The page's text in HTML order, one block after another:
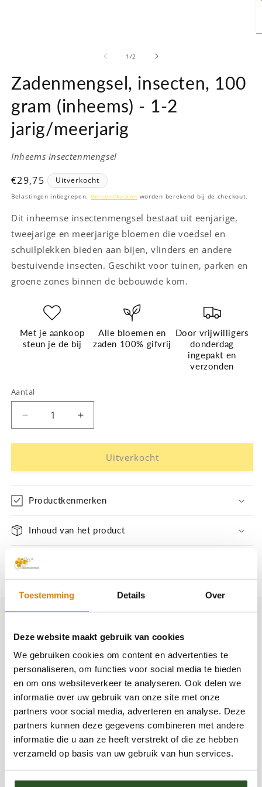
Toestemming Details Over
Deze website maakt gebruik van cookies
We gebruiken cookies om content en advertenties te
personaliseren, om functies voor social media te bieden
en om ons websiteverkeer te analyseren. Ook delen we
informatie over uw gebruik van onze site met onze
partners voor social media, adverteren en analyse. Deze
partners kunnen deze gegevens combineren met andere
informatie die u aan ze heeft verstrekt of die ze hebben
verzameld op basis van uw gebruik van hun services.
1 /van
2
Zadenmengsel, insecten, 100
gram (inheems) - 1-2
jarig/meerjarig
Inheems insectenmengsel
Normale
prijs
€29,75 Uitverkocht
Belastingen inbegrepen. Verzendkosten worden berekend bij de checkout.
Dit inheemse insectenmengsel bestaat uit eenjarige,
tweejarige en meerjarige bloemen die voedsel en
schuilplekken bieden aan bijen, vlinders en andere
bestuivende insecten. Geschikt voor tuinen, parken en
groene zones binnen de bebouwde kom.
Met je aankoop
steun je de bij
Alle bloemen en
zaden 100% gifvrij
Door vrijwilligers
donderdag
ingepakt en
verzonden
Aantal
Aantal
verlagen
voor
insecten,
(inheems)
1-
jarig/meerjarig
Aantal
verhogen
voor
Zadenmengsel,
insecten,
(inheems)
1-
Uitverkocht
Productkenmerken
Inhoud van het product
Deel
Insectenmengsel (100g) – Creëer een bloeiend
paradijs voor bijen en vlinders! 🐝🦋
Wil je bijdragen aan biodiversiteit en bestuivende
insecten zoals wilde bijen, honingbijen, vlinders
en zweefvliegen ondersteunen? Dit speciale
inheemse bloemenmengselbevat een mix van
eenjarige, tweejarige en vaste soorten die zorgen
voor voedsel en schuilplekken. Dankzij sponsoring